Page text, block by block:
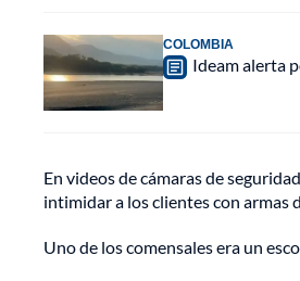
COLOMBIA
Ideam alerta
En videos de cámaras de
intimidar a los clientes con armas
Uno de los comensales era un